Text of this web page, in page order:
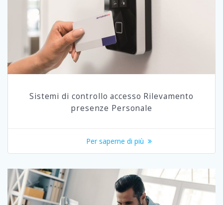
Sistemi di controllo accesso Rilevamento
presenze Personale
Per saperne di più